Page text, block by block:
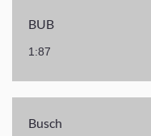
BUB
1:87
Busch